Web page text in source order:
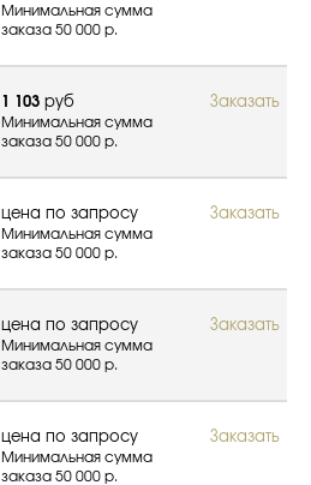
Минимальная сумма
заказа 50 000 р.
1 103 руб
Минимальная сумма
заказа 50 000 р.
Заказать
цена по запросу
Минимальная сумма
заказа 50 000 р.
Заказать
цена по запросу
Минимальная сумма
заказа 50 000 р.
Заказать
цена по запросу
Минимальная сумма
заказа 50 000 р.
Заказать